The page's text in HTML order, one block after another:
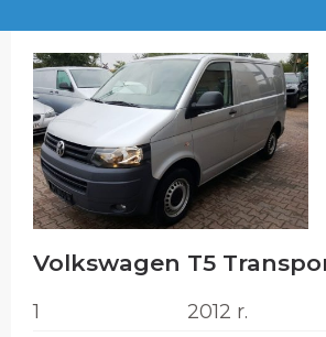
Volkswagen T5
1
2012 r.